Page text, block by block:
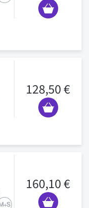
128,50 €
160,10 €